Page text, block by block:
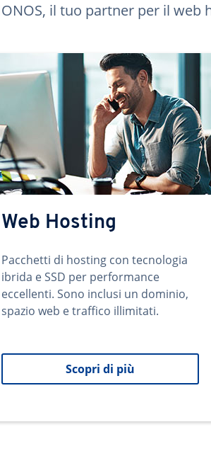
il tuo partner per il web
Web Hosting
Pacchetti di hosting con tecnologia
ibrida e SSD per performance
eccellenti. Sono inclusi un dominio,
spazio web e traffico illimitati.
Scopri di più